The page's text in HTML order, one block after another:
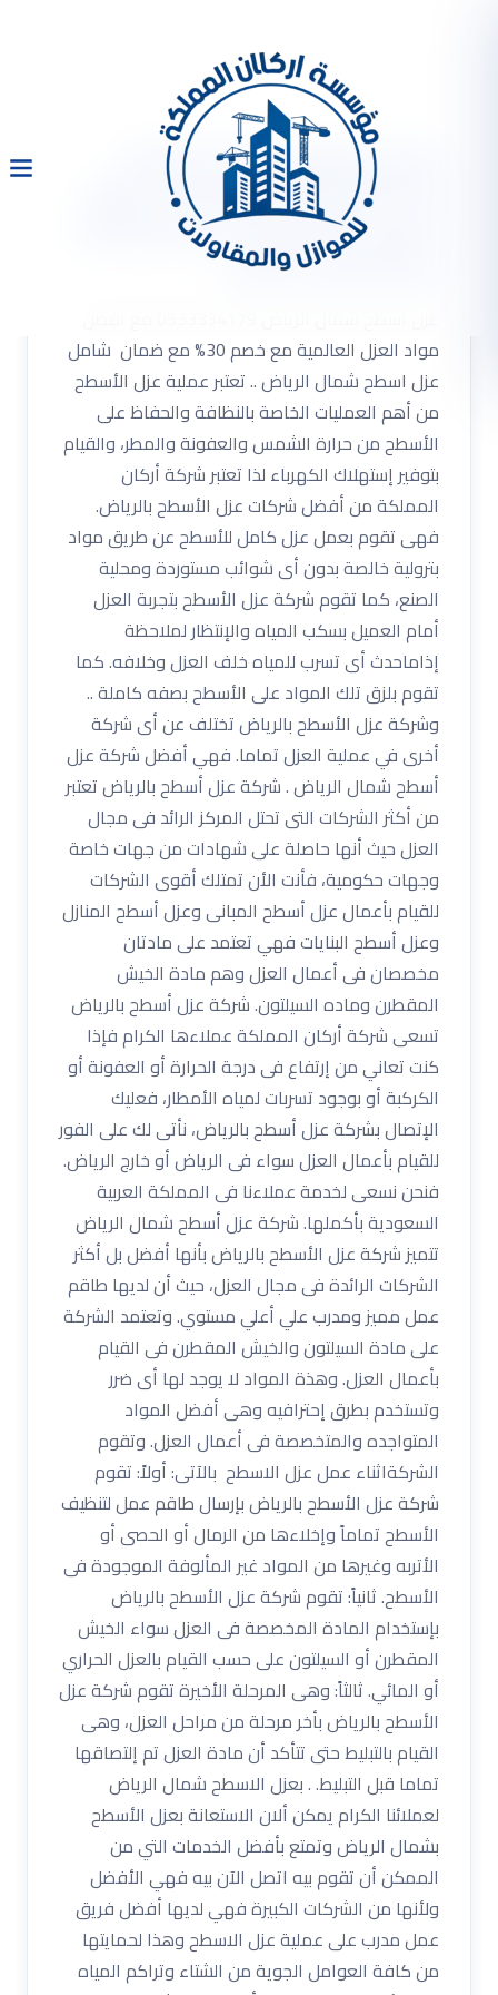
عزل اسطح شمال الرياض
0533334179 مع أفضل مواد
مع ضمان شامل
مواد العزل العالمية مع خصم 30% مع ضمان شامل
عزل اسطح شمال الرياض .. تعتبر عملية عزل الأسطح
من أهم العمليات الخاصة بالنظافة والحفاظ على
الأسطح من حرارة الشمس والعفونة والمطر، والقيام
بتوفير إستهلاك الكهرباء لذا تعتبر شركة أركان
المملكة من أفضل شركات عزل الأسطح بالرياض.
فهى تقوم بعمل عزل كامل للأسطح عن طريق مواد
بترولية خالصة بدون أى شوائب مستوردة ومحلية
الصنع، كما تقوم شركة عزل الأسطح بتجربة العزل
أمام العميل بسكب المياه والإنتظار لملاحظة
إذاماحدث أى تسرب للمياه خلف العزل وخلافه. كما
تقوم بلزق تلك المواد على الأسطح بصفه كاملة ..
وشركة عزل الأسطح بالرياض تختلف عن أى شركة
أخرى في عملية العزل تماما. فهي أفضل شركة عزل
أسطح شمال الرياض . شركة عزل أسطح بالرياض تعتبر
من أكثر الشركات التى تحتل المركز الرائد فى مجال
العزل حيث أنها حاصلة على شهادات من جهات خاصة
وجهات حكومية، فأنت الأن تمتلك أقوى الشركات
للقيام بأعمال عزل أسطح المبانى وعزل أسطح المنازل
وعزل أسطح البنايات فهي تعتمد على مادتان
مخصصان فى أعمال العزل وهم مادة الخيش
المقطرن وماده السيلتون. شركة عزل أسطح بالرياض
تسعى شركة أركان المملكة عملاءها الكرام فإذا
كنت تعاني من إرتفاع فى درجة الحرارة أو العفونة أو
الكركبة أو بوجود تسربات لمياه الأمطار، فعليك
الإتصال بشركة عزل أسطح بالرياض، نأتى لك على الفور
للقيام بأعمال العزل سواء فى الرياض أو خارج الرياض.
فنحن نسعى لخدمة عملاءنا فى المملكة العربية
السعودية بأكملها. شركة عزل أسطح شمال الرياض
تتميز شركة عزل الأسطح بالرياض بأنها أفضل بل أكثر
الشركات الرائدة فى مجال العزل، حيث أن لديها طاقم
عمل مميز ومدرب علي أعلي مستوي. وتعتمد الشركة
على مادة السيلتون والخيش المقطرن فى القيام
بأعمال العزل. وهذة المواد لا يوجد لها أى ضرر
وتستخدم بطرق إحترافيه وهى أفضل المواد
المتواجده والمتخصصة فى أعمال العزل. وتقوم
الشركةاثناء عمل عزل الاسطح بالآتى: أولاً: تقوم
شركة عزل الأسطح بالرياض بإرسال طاقم عمل لتنظيف
الأسطح تماماً وإخلاءها من الرمال أو الحصى أو
الأتربه وغيرها من المواد غير المألوفة الموجودة فى
الأسطح. ثانياً: تقوم شركة عزل الأسطح بالرياض
بإستخدام المادة المخصصة فى العزل سواء الخيش
المقطرن أو السيلتون على حسب القيام بالعزل الحراري
أو المائي. ثالثاً: وهى المرحلة الأخيرة تقوم شركة عزل
الأسطح بالرياض بأخر مرحلة من مراحل العزل، وهى
القيام بالتبليط حتى تتأكد أن مادة العزل تم إلتصاقها
تماما قبل التبليط. . بعزل الاسطح شمال الرياض
لعملائنا الكرام يمكن ألان الاستعانة بعزل الأسطح
بشمال الرياض وتمتع بأفضل الخدمات التي من
الممكن أن تقوم بيه اتصل الآن بيه فهي الأفضل
ولأنها من الشركات الكبيرة فهي لديها أفضل فريق
عمل مدرب على عملية عزل الاسطح وهذا لحمايتها
من كافة العوامل الجوية من الشتاء وتراكم المياه